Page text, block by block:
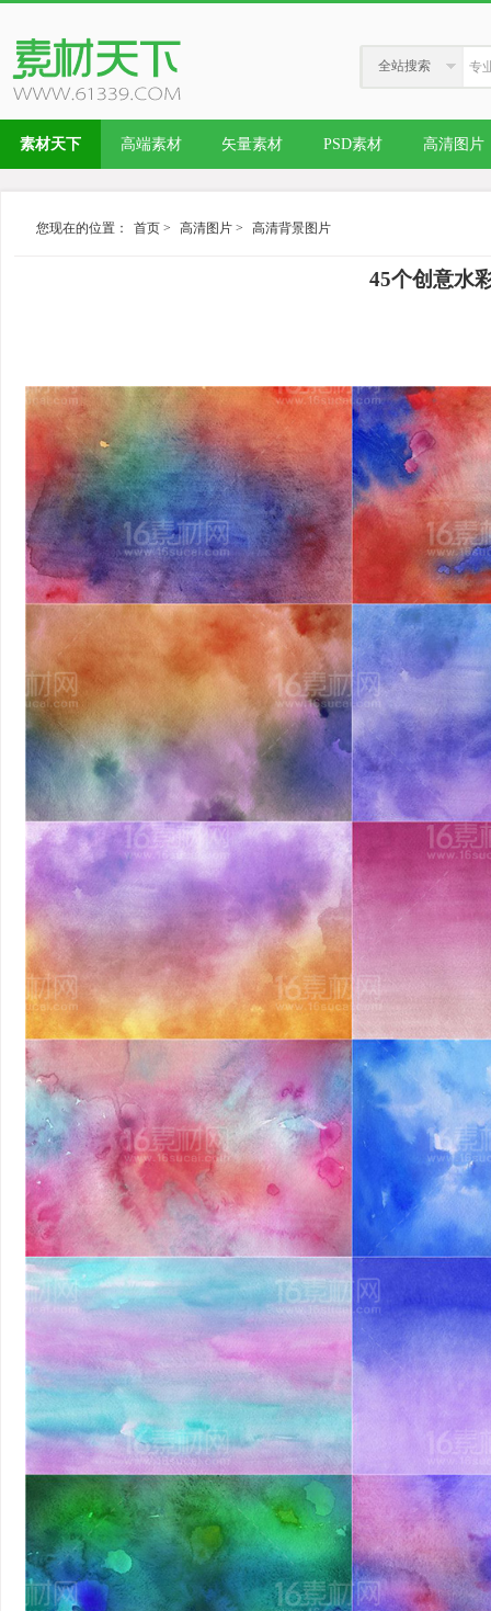
全站搜索
素材天下 高端素材 矢量素材 PSD素材 高清图片
您现在的位置： 首页 > 高清图片 > 高清背景图片
45个创意水